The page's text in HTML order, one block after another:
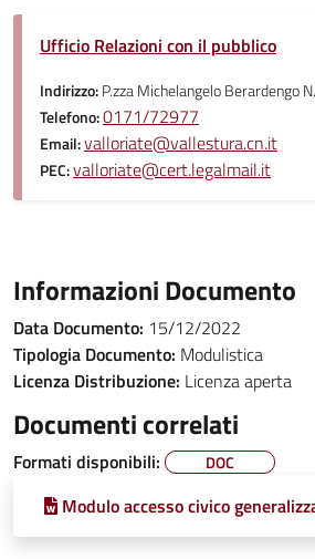
Ufficio Relazioni con il pubblico
Indirizzo:P.zza Michelangelo Berardengo
Telefono:0171/72977
Email:valloriate@vallestura.cn.it
PEC:valloriate@cert.legalmail.it
Informazioni Documento
Data Documento: 15/12/2022
Tipologia Documento: Modulistica
Licenza Distribuzione: Licenza aperta
Documenti correlati
Formati disponibili: DOC
Modulo accesso civico